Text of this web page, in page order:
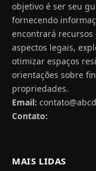
objetivo é ser seu
fornecendo
encontrará
aspectos legais,
otimizar espaços
orientações sobre
propriedades.
Email:
Contato:
MAIS LIDAS